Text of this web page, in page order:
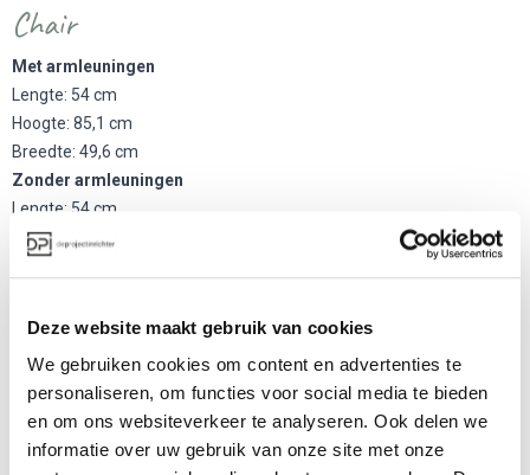
Deze website maakt gebruik van cookies
We gebruiken cookies om content en advertenties te
personaliseren, om functies voor social media te bieden
en om ons websiteverkeer te analyseren. Ook delen we
informatie over uw gebruik van onze site met onze
Chair
Met armleuningen
Lengte: 54 cm
Hoogte: 85,1 cm
Breedte: 49,6 cm
Zonder armleuningen
Lengte: 54 cm
Hoogte: 85,1 cm
Lengte: 40 cm
Dikte: 1 cm